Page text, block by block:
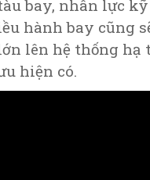
bay, nhân lực
hành bay cũng
lên hệ thống hạ
hiện có.